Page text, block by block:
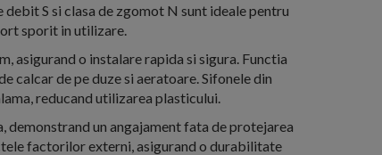
S si clasa de zgomot N sunt ideale pentru
sporit in utilizare.
asigurand o instalare rapida si sigura. Functia
calcar de pe duze si aeratoare. Sifonele din
reducand utilizarea plasticului.
un angajament fata de protejarea
factorilor externi, asigurand o durabilitate